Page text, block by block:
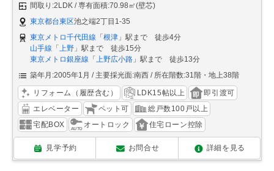
間取り:2LDK
専有面積:70.98㎡(壁芯)
東京都台東区池之端2丁目1-35
東京メトロ千代田線 「根津 」駅まで 徒歩4分
山手線 「 上野 」駅まで 徒歩15分
東京メトロ銀座線 「 上野広小路 」駅まで 徒歩13分
築年月:2005年1月
主要採光面:南西 所在階数:31階・地上38階
リフォーム（履歴含む） LDK15帖以上
即引渡可
エレベーター
ペット可
総戸数100戸以上
宅配BOX
オートロック 住宅ローン控除
見学予約 お問合せ 詳細を見る